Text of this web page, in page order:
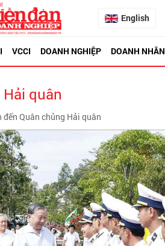
English
VCCI DOANH NGHIỆP DOANH NHÂN
quân
Quân chủng Hải quân